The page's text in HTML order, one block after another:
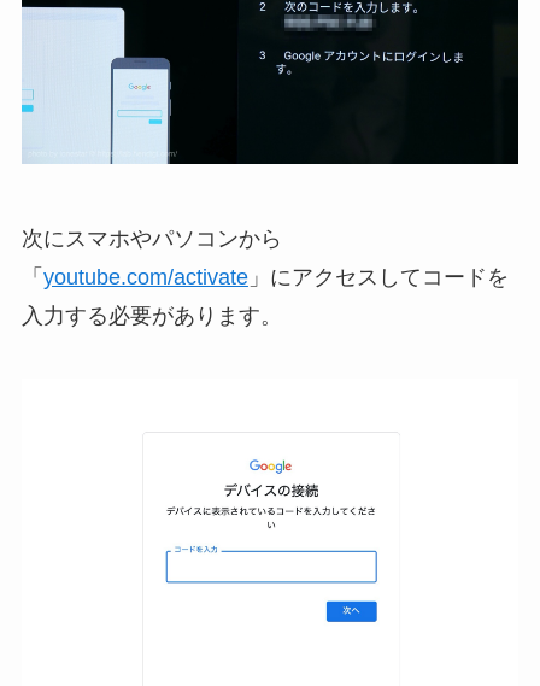
次にスマホやパソコンから
「 youtube.com/activate」にアクセスしてコードを
入力する必要があります。